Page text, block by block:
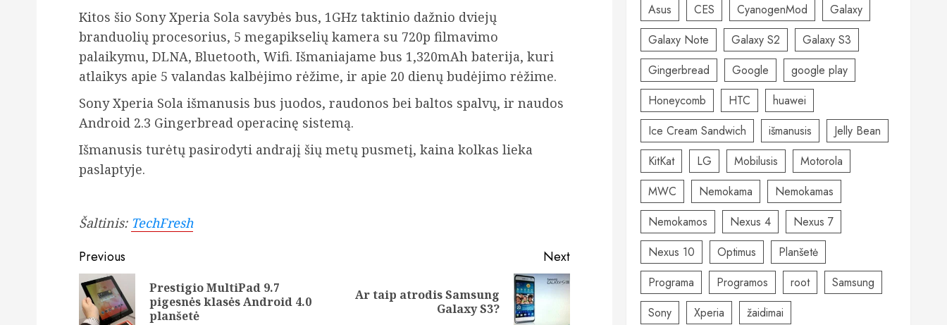
Kitos šio Sony Xperia Sola savybės bus, 1GHz taktinio dažnio dviejų
branduolių procesorius, 5 megapikselių kamera su 720p filmavimo
palaikymu, DLNA, Bluetooth, Wifi. Išmaniajame bus 1,320mAh baterija, kuri
atlaikys apie 5 valandas kalbėjimo rėžime, ir apie 20 dienų budėjimo rėžime.
Sony Xperia Sola išmanusis bus juodos, raudonos bei baltos spalvų, ir naudos
Android 2.3 Gingerbread operacinę sistemą.
Išmanusis turėtų pasirodyti andrajį šių metų pusmetį, kaina kolkas lieka
paslaptyje.
Šaltinis: TechFresh
Post
navigation
Previous
Previous
Prestigio MultiPad 9.7
pigesnės klasės Android 4.0
planšetė
Next
Ar taip atrodis Samsung
Galaxy S3?
Asus
CES CyanogenMod
Galaxy
Galaxy Note
Galaxy S2
Galaxy S3
Gingerbread
Google
google play
Honeycomb
HTC
huawei
Ice Cream Sandwich
išmanusis
Jelly Bean
KitKat
LG Mobilusis
Motorola
MWC
Nemokama
Nemokamas
Nemokamos
Nexus 4
Nexus 7
Nexus 10
Optimus
Planšetė
Programa
Programos root
Samsung
Sony
Xperia žaidimai